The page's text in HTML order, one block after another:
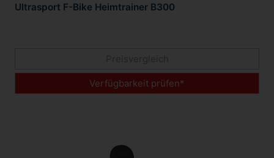
Ultrasport F-Bike Heimtrainer B300
Verfügbarkeit prüfen*